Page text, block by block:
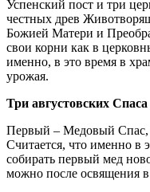
Успенский пост и три
честных древ
Божией Матери и
свои корни как в
именно, в это время в
урожая.
Три августовских Спаса
Первый – Медовый Спас,
Считается, что именно в
собирать первый мед
можно после освящения